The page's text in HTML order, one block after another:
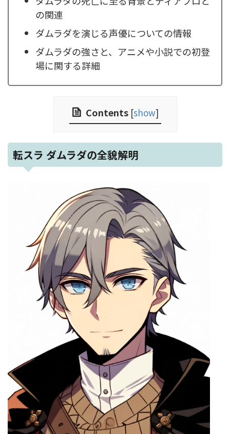
の関連
ダムラダを演じる声優についての情報
ダムラダの強さと、アニメや小説での初登
場に関する詳細
Contents [show]
転スラ ダムラダの全貌解明